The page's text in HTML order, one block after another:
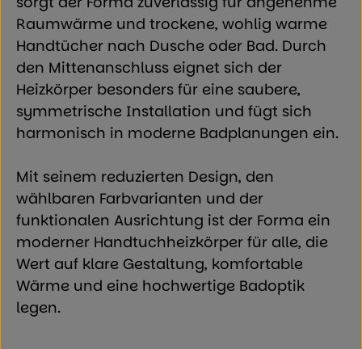
Raumwärme und trockene, wohlig warme
Handtücher nach Dusche oder Bad. Durch
den Mittenanschluss eignet sich der
Heizkörper besonders für eine saubere,
symmetrische Installation und fügt sich
harmonisch in moderne Badplanungen ein.
Mit seinem reduzierten Design, den
wählbaren Farbvarianten und der
funktionalen Ausrichtung ist der Forma ein
moderner Handtuchheizkörper für alle, die
Wert auf klare Gestaltung, komfortable
Wärme und eine hochwertige Badoptik
legen.